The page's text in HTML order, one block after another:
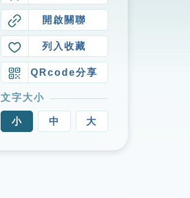
開啟關聯
列入收藏
QRcode分享
文字大小
小 中 大